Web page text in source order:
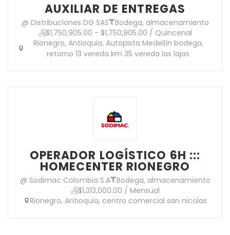
AUXILIAR DE ENTREGAS
@ Distribuciones DG SAS
Bodega, almacenamiento
$1,750,905.00 - $1,750,905.00 / Quincenal
Rionegro, Antioquia, Autopista Medellín bodega,
retorno 13 vereda km 35 vereda las lajas
OPERADOR LOGÍSTICO 6H :::
HOMECENTER RIONEGRO
@ Sodimac Colombia S.A Bodega, almacenamiento
$1,313,000.00 / Mensual
Rionegro, Antioquia, centro comercial san nicolas